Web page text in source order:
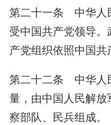
第二十一条 中华人
受中国共产党领导
产党组织依照中国共
第二十二条 中华人
量，由中国人民解
察部队、民兵组成。